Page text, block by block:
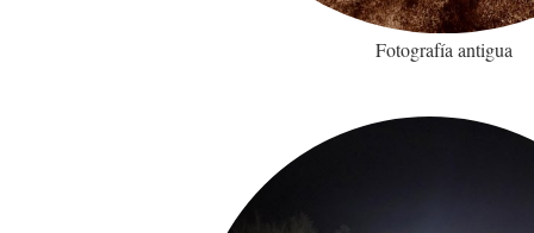
Fotografía antigua